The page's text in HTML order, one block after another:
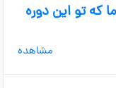
که تو این دوره
مشاهده